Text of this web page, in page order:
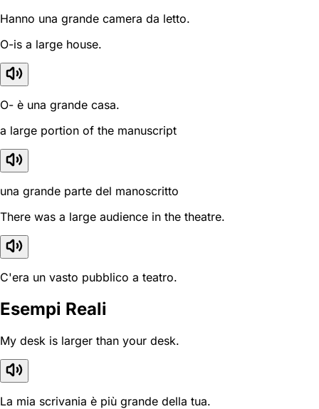
Hanno una grande camera da letto.
O-is a large house.
O- è una grande casa.
a large portion of the manuscript
una grande parte del manoscritto
There was a large audience in the theatre.
C'era un vasto pubblico a teatro.
Esempi Reali
My desk is larger than your desk.
La mia scrivania è più grande della tua.